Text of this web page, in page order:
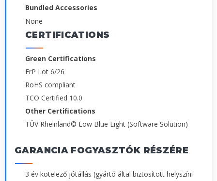
Bundled Accessories
None
CERTIFICATIONS
Green Certifications
ErP Lot 6/26
RoHS compliant
TCO Certified 10.0
Other Certifications
TÜV Rheinland© Low Blue Light (Software Solution)
GARANCIA FOGYASZTÓK RÉSZÉRE
3 év kötelező jótállás (gyártó által biztosított helyszíni